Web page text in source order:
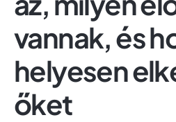
vannak, és
helyesen
őket